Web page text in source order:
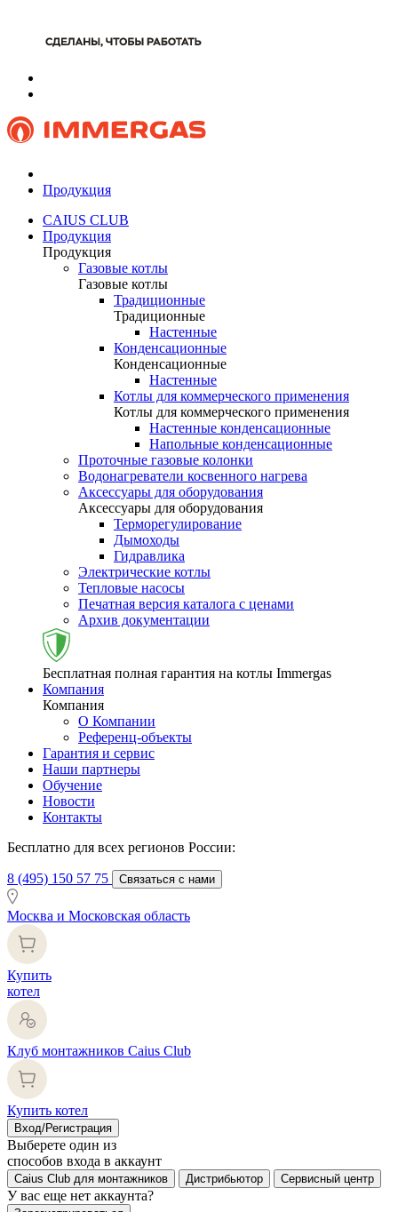
Продукция
CAIUS CLUB
Продукция
Продукция
Газовые котлы
Газовые котлы
Традиционные
Традиционные
Настенные
Конденсационные
Конденсационные
Настенные
Котлы для коммерческого применения
Котлы для коммерческого применения
Настенные конденсационные
Напольные конденсационные
Проточные газовые колонки
Водонагреватели косвенного нагрева
Аксессуары для оборудования
Аксессуары для оборудования
Терморегулирование
Дымоходы
Гидравлика
Электрические котлы
Тепловые насосы
Печатная версия каталога с ценами
Архив документации
Бесплатная полная гарантия на котлы Immergas
Компания
Компания
О Компании
Референц-объекты
Гарантия и сервис
Наши партнеры
Обучение
Новости
Контакты
Бесплатно для всех регионов России:
8 (495) 150 57 75 Связаться с нами
Москва и Московская область
Купить
котел
Клуб монтажников Caius Club
Купить котел
Вход/Регистрация
Выберете один из
способов входа в аккаунт
Caius Club для монтажников Дистрибьютор Сервисный центр
У вас еще нет аккаунта?